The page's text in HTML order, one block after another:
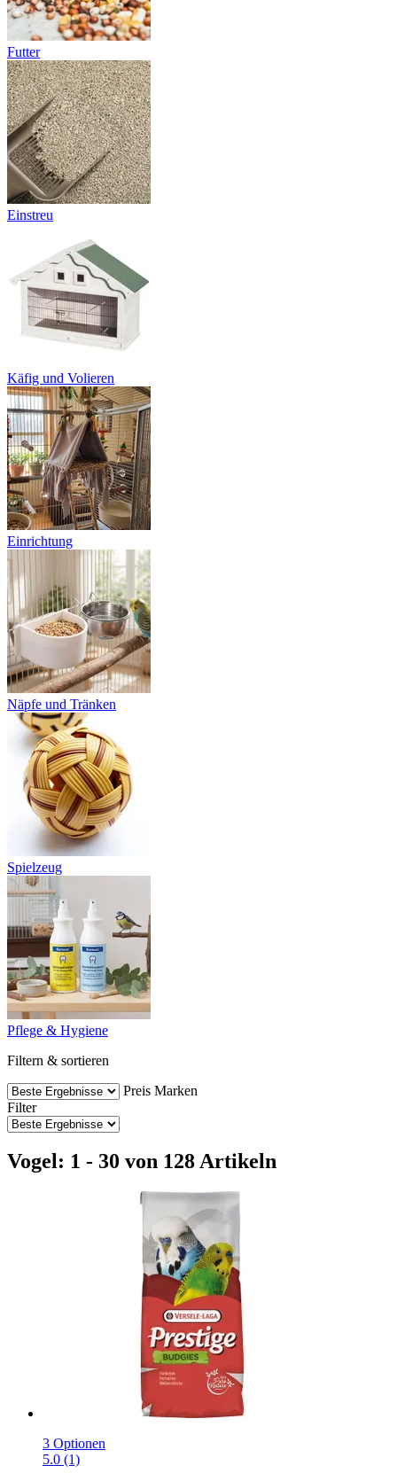
Futter
Einstreu
Käfig und Volieren
Einrichtung
Näpfe und Tränken
Spielzeug
Pflege & Hygiene
Filtern & sortieren
Preis Marken
Filter
Vogel: 1 - 30 von 128 Artikeln
3 Optionen
5.0 (1)